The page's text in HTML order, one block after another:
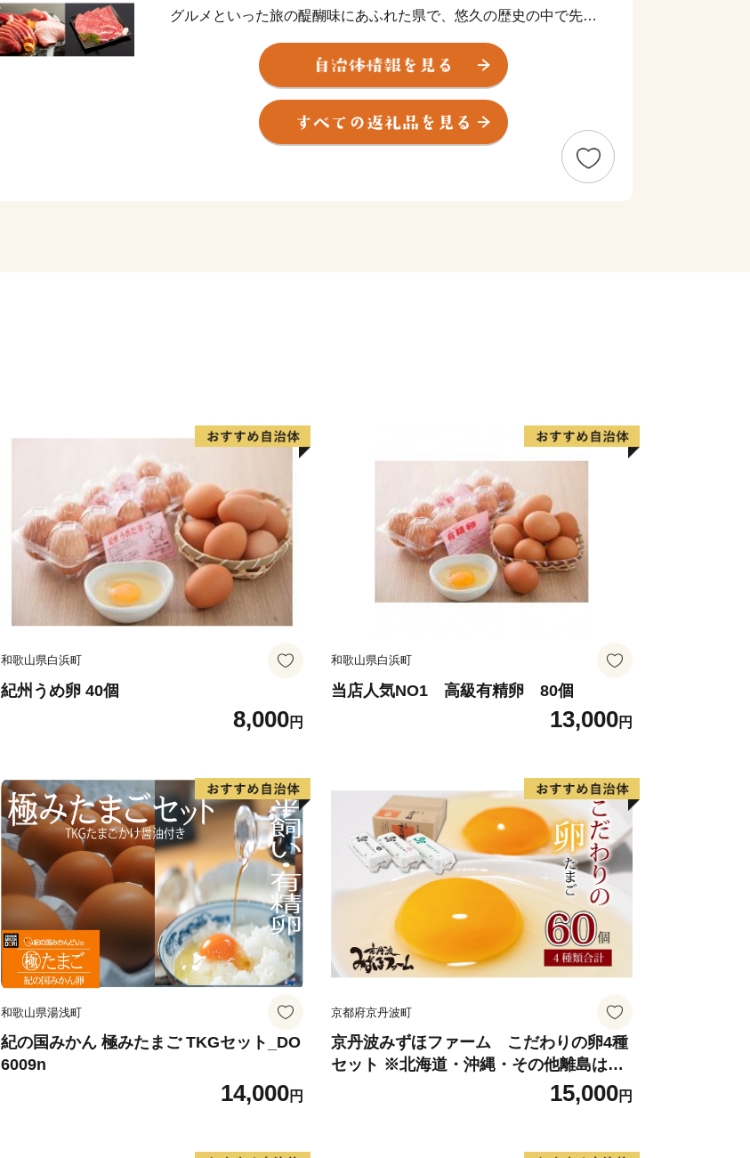
グルメといった旅の醍醐味にあふれた県で、悠久の歴史の中で先人
が育んできた技術・技能や、これらに基づく数々の製品、温暖な気
候風土の恵みである農林水産品、県民の努力が生み出した特産品が
数多くあります。
和歌山県の返礼品は、和歌山県優良県産品等から選りすぐった逸品
和歌山県白浜町
紀州うめ卵 40個
8,000円
和歌山県白浜町
当店人気NO1 高級有精卵 80個
13,000円
和歌山県湯浅町
紀の国みかん 極みたまご TKGセット_DO
6009n
14,000円
京都府京丹波町
京丹波みずほファーム こだわりの卵4種
セット ※北海道・沖縄・その他離島は配
15,000円